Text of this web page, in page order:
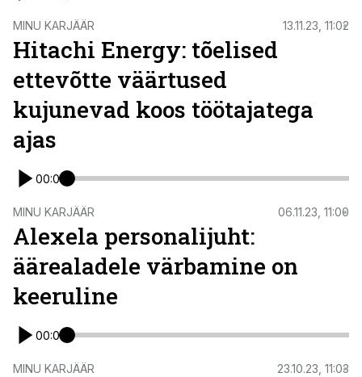
ST
MINU KARJÄÄR 13.11.23, 11:02
Hitachi Energy: tõelised
ettevõtte väärtused
kujunevad koos töötajatega
ajas
00:00
ST
MINU KARJÄÄR 06.11.23, 11:00
Alexela personalijuht:
äärealadele värbamine on
keeruline
00:00
ST
MINU KARJÄÄR 23.10.23, 11:03